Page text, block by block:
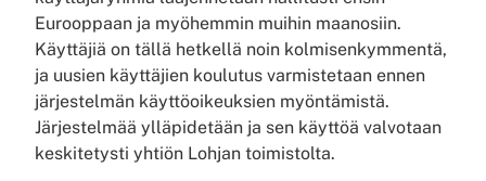
Eurooppaan ja myöhemmin muihin maanosiin.
Käyttäjiä on tällä hetkellä noin kolmisenkymmentä,
ja uusien käyttäjien koulutus varmistetaan ennen
järjestelmän käyttöoikeuksien myöntämistä.
Järjestelmää ylläpidetään ja sen käyttöä valvotaan
keskitetysti yhtiön Lohjan toimistolta.